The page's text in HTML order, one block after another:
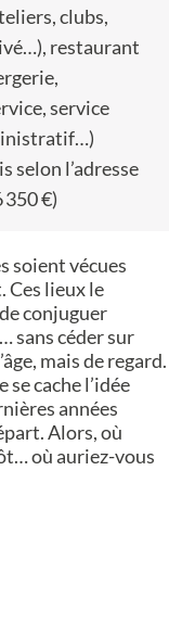
clubs,
restaurant
service
selon l’adresse
350 €)
soient vécues
Ces lieux le
conjuguer
sans céder sur
mais de regard.
cache l’idée
années
Alors, où
où auriez-vous